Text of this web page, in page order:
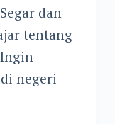
dan
tentang
negeri